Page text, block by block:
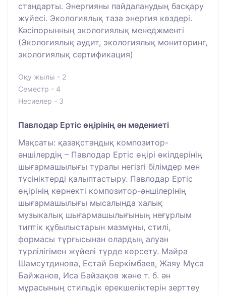
стандарты. Энергияны пайдаланудың басқару
жүйесі. Экологиялық таза энергия көздері.
Кәсіпорынның экологиялық менеджменті
(Экологиялық аудит, экологиялық мониторинг,
экологиялық сертификация)
Оқу жылы - 2
Семестр - 4
Несиелер - 3
Павлодар Ертіс өңірінің ән мәдениеті
Мақсаты: қазақстандық композитор-
әншілердің – Павлодар Ертіс өңірі өкілдерінің
шығармашылығы туралы негізгі білімдер мен
түсініктерді қалыптастыру. Павлодар Ертіс
өңірінің көрнекті композитор-әншілерінің
шығармашылығы мысалында халық
музыкалық шығармашылығының неғұрлым
типтік құбылыстарын мазмұны, стилі,
формасы тұрғысынан олардың алуан
түрлілігімен жүйелі түрде көрсету. Майра
Шамсутдинова, Естай Беркімбаев, Жаяу Мұса
Байжанов, Иса Байзақов және т. б. ән
мұрасының стильдік ерекшеліктерін зерттеу